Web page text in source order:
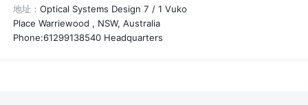
地址：Optical Systems Design 7 / 1 Vuko
Place Warriewood , NSW, Australia
Phone:61299138540 Headquarters